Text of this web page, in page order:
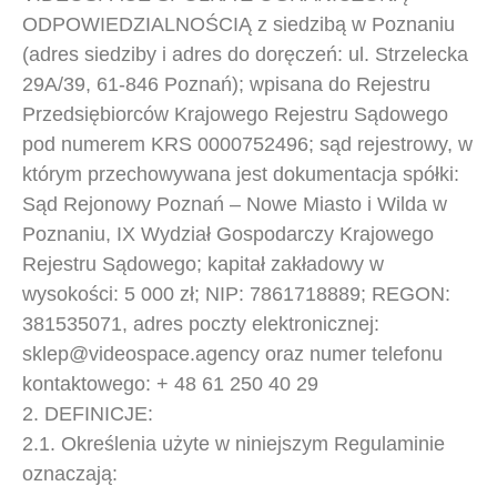
ODPOWIEDZIALNOŚCIĄ z siedzibą w Poznaniu
(adres siedziby i adres do doręczeń: ul. Strzelecka
29A/39, 61-846 Poznań); wpisana do Rejestru
Przedsiębiorców Krajowego Rejestru Sądowego
pod numerem KRS 0000752496; sąd rejestrowy, w
którym przechowywana jest dokumentacja spółki:
Sąd Rejonowy Poznań – Nowe Miasto i Wilda w
Poznaniu, IX Wydział Gospodarczy Krajowego
Rejestru Sądowego; kapitał zakładowy w
wysokości: 5 000 zł; NIP: 7861718889; REGON:
381535071, adres poczty elektronicznej:
sklep@videospace.agency oraz numer telefonu
kontaktowego: + 48 61 250 40 29
2. DEFINICJE:
2.1. Określenia użyte w niniejszym Regulaminie
oznaczają: